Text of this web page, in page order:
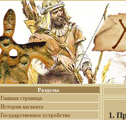
Разделы
Главная страница
История каганата
Государственное устройство
1.